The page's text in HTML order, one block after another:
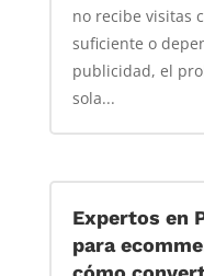
no recibe visitas
suficiente o
publicidad, el
sola...
Expertos en
para